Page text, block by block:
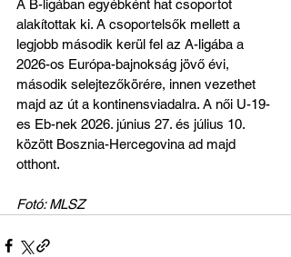
A B-ligában egyébként hat csoportot
alakítottak ki. A csoportelsők mellett a
legjobb második kerül fel az A-ligába a
2026-os Európa-bajnokság jövő évi,
második selejtezőkörére, innen vezethet
majd az út a kontinensviadalra. A női U-19-
es Eb-nek 2026. június 27. és július 10.
között Bosznia-Hercegovina ad majd
otthont.
Fotó: MLSZ